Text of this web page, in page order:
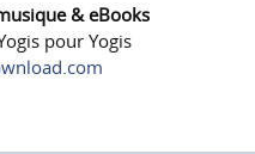
& eBooks
pour Yogis